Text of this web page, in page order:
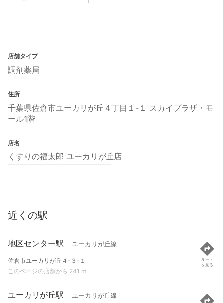
店舗タイプ
調剤薬局
住所
千葉県佐倉市ユーカリが丘４丁目１-１ スカイプラザ・モ
ール1階
店名
くすりの福太郎 ユーカリが丘店
近くの駅
地区センター駅 ユーカリが丘線
佐倉市ユーカリが丘４-３-１
このページの店舗から 241 m
ルート
を見る
ユーカリが丘駅 ユーカリが丘線